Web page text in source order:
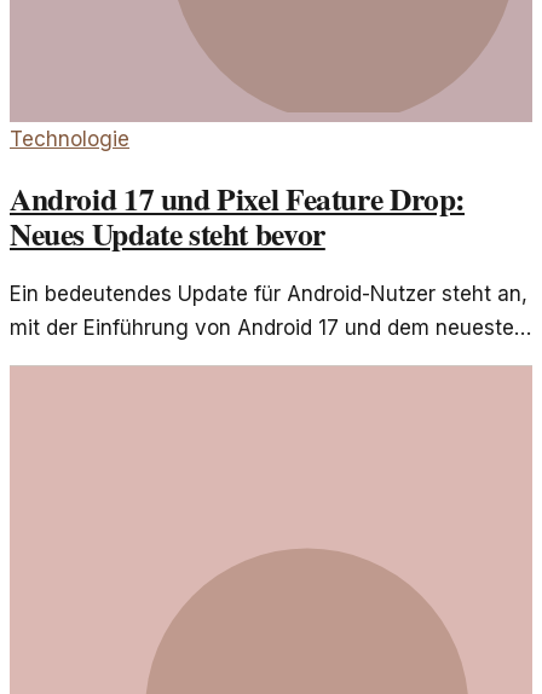
Technologie
Android 17 und Pixel Feature Drop:
Neues Update steht bevor
Ein bedeutendes Update für Android-Nutzer steht an,
mit der Einführung von Android 17 und dem neuesten
Pixel Feature Drop. Diese Neuerungen versprechen